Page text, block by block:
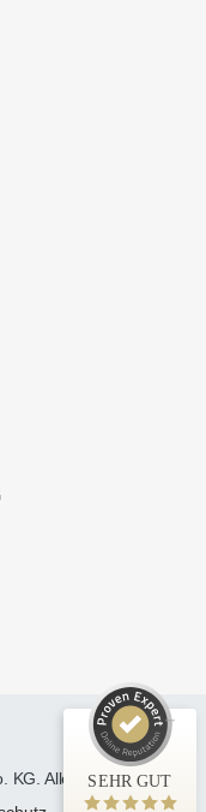
KG. Alle RechteSEHR GUT
und Erfahrungen zu
32
Bewertungen auf
ProvenExpert.com
Profil werfen